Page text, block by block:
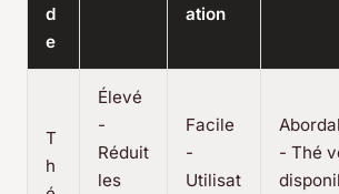
d
e
ation
T
h
Élevé
-
Réduit
les
Facile
-
Utilisat
- Thé